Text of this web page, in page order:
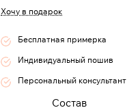
Хочу в подарок
Бесплатная примерка
Индивидуальный пошив
Персональный консультант
Состав